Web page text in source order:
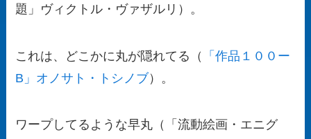
題」ヴィクトル・ヴァザルリ）。
これは、どこかに丸が隠れてる（
「作品１００ー
B」オノサト・トシノブ）。
ワープしてるような早丸（「流動絵画・エニグ